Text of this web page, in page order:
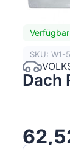
SKU: W1-
Dach